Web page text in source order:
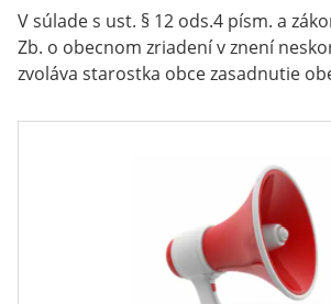
V súlade s ust. § 12 ods.4 písm. a
Zb. o obecnom zriadení v znení
zvoláva starostka obce zasadnutie